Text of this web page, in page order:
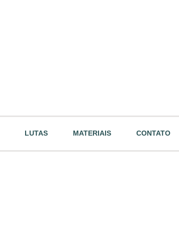
LUTAS MATERIAIS CONTATO